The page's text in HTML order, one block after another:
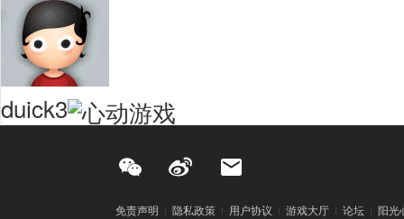
duick3
免责声明 隐私政策 用户协议 游戏大厅 论坛 阳光